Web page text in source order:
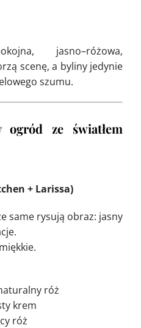
jasno–różowa,
scenę, a byliny jedynie
szumu.
ogród ze światłem
+ Larissa)
same rysują obraz: jasny
róż
krem
róż